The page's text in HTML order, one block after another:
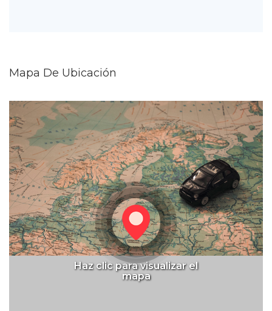
Mapa De Ubicación
Haz clic para visualizar el
mapa